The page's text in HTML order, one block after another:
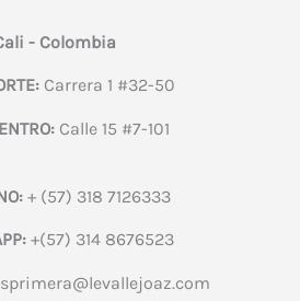
- Colombia
Carrera 1 #32-50
Calle 15 #7-101
+ (57) 318 7126333
+(57) 314 8676523